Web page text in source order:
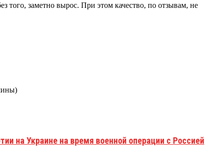
того, заметно вырос. При этом качество, по отзывам, не
на Украине на время военной операции с Россией